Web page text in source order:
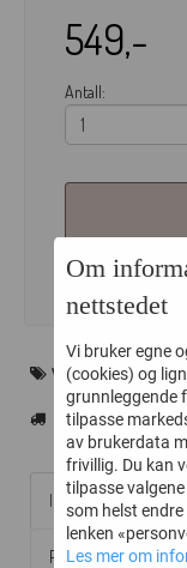
549,-
Antall:
WOUF
Informasjon
Produsent
Om
nettstedet
Vi bruker egne
(cookies) og
grunnleggende
tilpasse
av brukerdata
frivillig. Du kan
tilpasse
som helst
lenken
Les mer om